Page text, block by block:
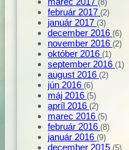
(8)
február 2017 (2)
január 2017 (3)
december 2016 (6)
november 2016 (2)
október 2016 (1)
september 2016 (1)
august 2016 (2)
jún 2016 (6)
máj 2016 (5)
apríl 2016 (2)
marec 2016 (5)
február 2016 (8)
január 2016 (9)
december 2015 (5)